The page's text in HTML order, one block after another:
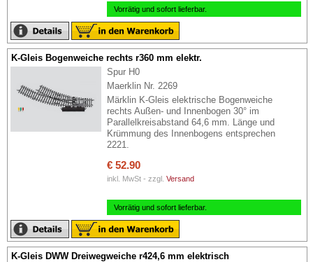
Vorrätig und sofort lieferbar.
K-Gleis Bogenweiche rechts r360 mm elektr.
Spur H0
Maerklin Nr. 2269
Märklin K-Gleis elektrische Bogenweiche
rechts Außen- und Innenbogen 30° im
Parallelkreisabstand 64,6 mm. Länge und
Krümmung des Innenbogens entsprechen
2221.
€ 52.90
inkl. MwSt - zzgl. Versand
Vorrätig und sofort lieferbar.
K-Gleis DWW Dreiwegweiche r424,6 mm elektrisch